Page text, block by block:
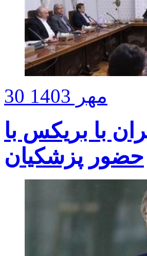
30 مهر 1403
با بریکس با
حضور پزشکیان